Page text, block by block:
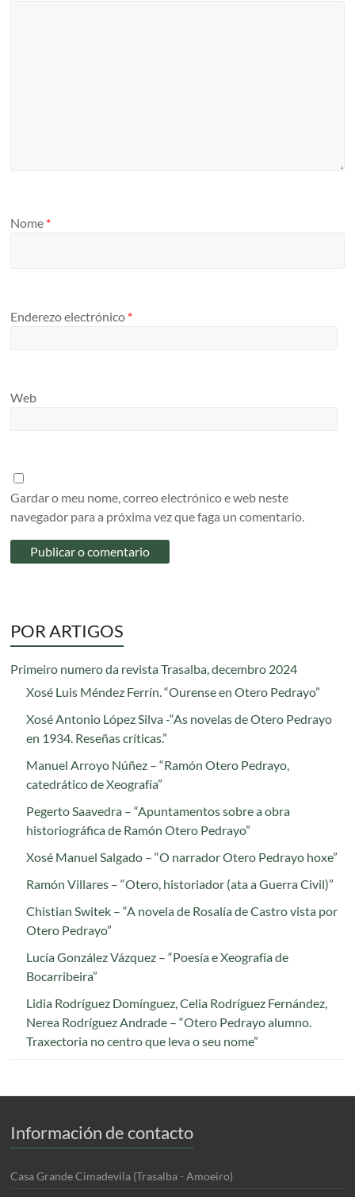
Nome *
Enderezo electrónico *
Web
Gardar o meu nome, correo electrónico e web neste
navegador para a próxima vez que faga un comentario.
POR ARTIGOS
Primeiro numero da revista Trasalba, decembro 2024
Xosé Luis Méndez Ferrín. “Ourense en Otero Pedrayo”
Xosé Antonio López Silva -“As novelas de Otero Pedrayo
en 1934. Reseñas críticas.”
Manuel Arroyo Núñez – “Ramón Otero Pedrayo,
catedrático de Xeografía”
Pegerto Saavedra – “Apuntamentos sobre a obra
historiográfica de Ramón Otero Pedrayo”
Xosé Manuel Salgado – “O narrador Otero Pedrayo hoxe”
Ramón Villares – “Otero, historiador (ata a Guerra Civil)”
Chistian Switek – “A novela de Rosalía de Castro vista por
Otero Pedrayo”
Lucía González Vázquez – “Poesía e Xeografía de
Bocarribeira”
Lidia Rodríguez Domínguez, Celia Rodríguez Fernández,
Nerea Rodríguez Andrade – “Otero Pedrayo alumno.
Traxectoria no centro que leva o seu nome”
Información de contacto
Casa Grande Cimadevila (Trasalba - Amoeiro)